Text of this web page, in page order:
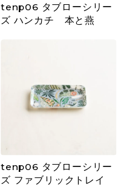
tenp06 タブローシリー
ズ ハンカチ 本と燕
tenp06 タブローシリー
ズ ファブリックトレイ